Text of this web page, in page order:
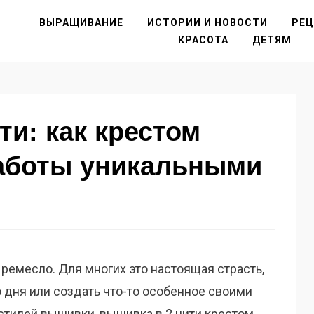
ВЫРАЩИВАНИЕ ИСТОРИИ И НОВОСТИ
КРАСОТА
ДЕТЯМ
как крестом
уникальными
Для многих это настоящая страсть,
или создать что-то особенное своими